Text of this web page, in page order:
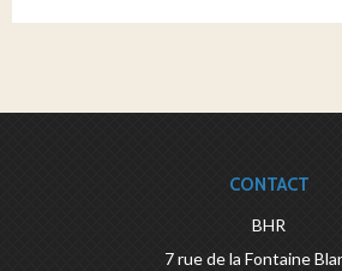
CONTACT
BHR
7 rue de la Fontaine